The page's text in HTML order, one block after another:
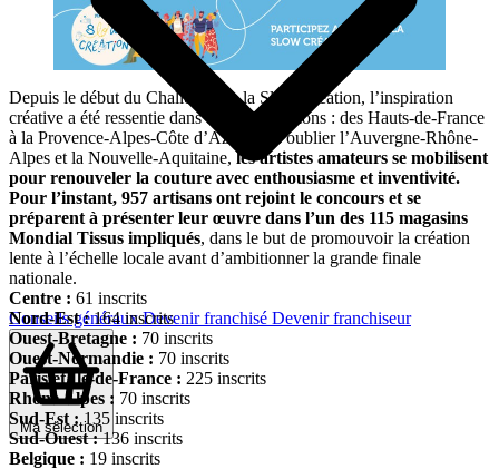
Conseils générauxDevenir franchisé Devenir franchiseur
Ma sélection
Depuis le début du Challenge de la Slow Création, l’inspiration
créative a été ressentie dans toutes les régions : des Hauts-de-France
à la Provence-Alpes-Côte d’Azur, sans oublier l’Auvergne-Rhône-
Alpes et la Nouvelle-Aquitaine,les artistes amateurs se mobilisent
pour renouveler la couture avec enthousiasme et inventivité.
Pour l’instant, 957 artisans ont rejoint le concours et se
préparent à présenter leur œuvre dans l’un des 115 magasins
Mondial Tissus impliqués, dans le but de promouvoir la création
lente à l’échelle locale avant d’ambitionner la grande finale
nationale.
Centre : 61 inscrits
Nord-Est :164 inscrits
Ouest-Bretagne : 70 inscrits
Ouest-Normandie : 70 inscrits
Paris et Ile-de-France : 225 inscrits
Rhône Alpes : 70 inscrits
Sud-Est :135 inscrits
Sud-Ouest :136 inscrits
Belgique : 19 inscrits